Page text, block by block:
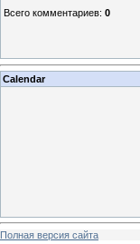
Всего комментариев: 0
Calendar
Полная версия сайта